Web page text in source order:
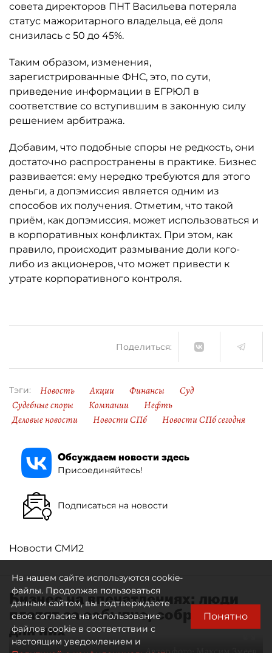
совета директоров ПНТ Васильева потеряла
статус мажоритарного владельца, её доля
снизилась с 50 до 45%.
Таким образом, изменения,
зарегистрированные ФНС, это, по сути,
приведение информации в ЕГРЮЛ в
соответствие со вступившим в законную силу
решением арбитража.
Добавим, что подобные споры не редкость, они
достаточно распространены в практике. Бизнес
развивается: ему нередко требуются для этого
деньги, а допэмиссия является одним из
способов их получения. Отметим, что такой
приём, как допэмиссия. может использоваться и
в корпоративных конфликтах. При этом, как
правило, происходит размывание доли кого-
либо из акционеров, что может привести к
утрате корпоративного контроля.
Поделиться:
Тэги: Новость Акции Финансы
Суд
Судебные споры
Компании
Нефть
Деловые новости
Новости СПб Новости СПб сегодня
Обсуждаем новости здесь
Присоединяйтесь!
Подписаться на новости
Новости СМИ2
Бизнес на впечатлениях: люди
платят за событие, собранное
для них
На нашем сайте используются cookie-
файлы. Продолжая пользоваться
данным сайтом, вы подтверждаете
свое согласие на использование
файлов cookie в соответствии с
настоящим уведомлением и
Понятно